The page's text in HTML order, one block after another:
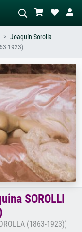
scenę – np. zielona łąka,
z czerwienią, ciemny olej,
akt obok drzewa.
Joaquín Sorolla
1923)
SOROLLI
(1863-1923))